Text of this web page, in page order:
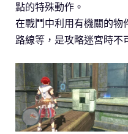
點的特殊動作。
在戰鬥中利用有機關的物
路線等，是攻略迷宮時不